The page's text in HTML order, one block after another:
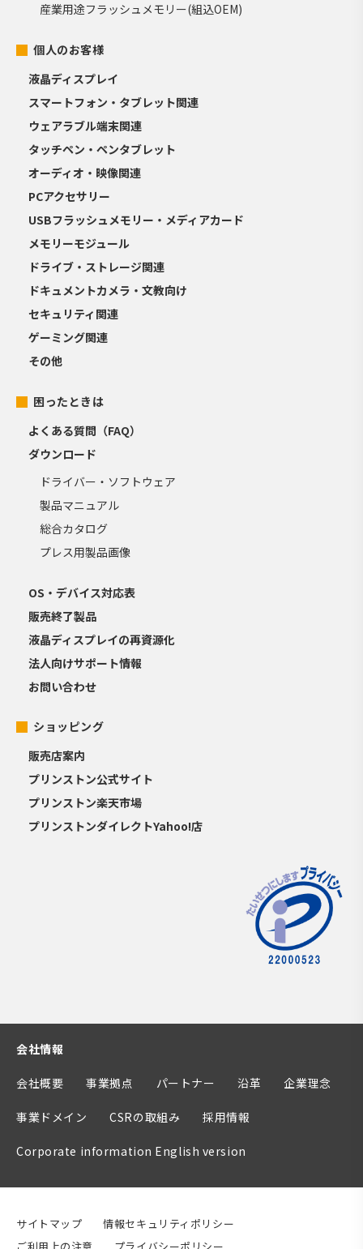
産業用途フラッシュメモリー(組込OEM)
個人のお客様
液晶ディスプレイ
スマートフォン・タブレット関連
ウェアラブル端末関連
タッチペン・ペンタブレット
オーディオ・映像関連
PCアクセサリー
USBフラッシュメモリー・メディアカード
メモリーモジュール
ドライブ・ストレージ関連
ドキュメントカメラ・文教向け
セキュリティ関連
ゲーミング関連
その他
困ったときは
よくある質問（FAQ）
ダウンロード
ドライバー・ソフトウェア
製品マニュアル
総合カタログ
プレス用製品画像
OS・デバイス対応表
販売終了製品
液晶ディスプレイの再資源化
法人向けサポート情報
お問い合わせ
ショッピング
販売店案内
プリンストン公式サイト
プリンストン楽天市場
プリンストンダイレクトYahoo!店
会社情報
会社概要 事業拠点 パートナー 沿革 企業理念
事業ドメイン CSRの取組み 採用情報
Corporate information English version
サイトマップ
情報セキュリティポリシー